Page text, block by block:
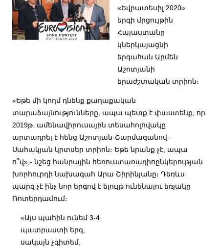
«Եվրատեսիլ 2020»
երգի մրցույթին
Հայաստանը
կներկայացնի
երգահան Արմեն
Աշոտյանի
երաժշտական տրիոն։
«Եթե մի կողմ դնենք քաղաքական
տարաձայնությունները, ապա պետք է փաստենք, որ
2019թ. ամենավիրուսային տեսահոլովակը
արտադրել է հենց Աշոտյան-Շարմազանով-
Սահակյան կրտսեր տրիոն։ Եթե նրանք չէ, ապա
ո՞վ»,- նշեց հանրային հեռուստառադիոընկերության
խորհուրդի նախագահ Արա Շիրինյանը։ Դեռևս
պարզ չէ ինչ նոր երգով է ելույթ ունենալու եռյակը
Ռոտերդամում։
«Այս պահին ունեմ 3-4
պատրաստի երգ,
սակայն չգիտեմ,